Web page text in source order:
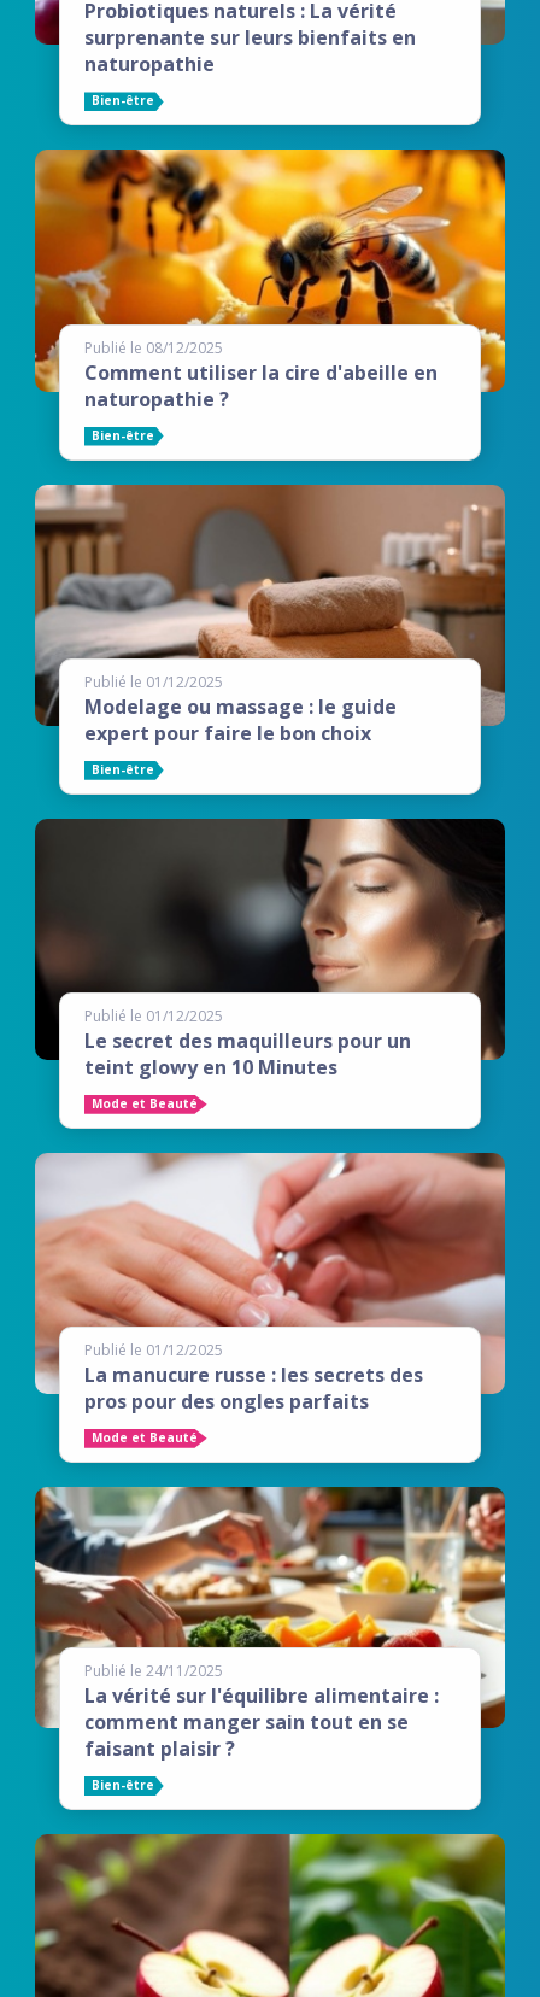
Probiotiques naturels : La vérité
surprenante sur leurs bienfaits en
naturopathie
Bien-être
Publié le 08/12/2025
Comment utiliser la cire d'abeille en
naturopathie ?
Bien-être
Publié le 01/12/2025
Modelage ou massage : le guide
expert pour faire le bon choix
Bien-être
Publié le 01/12/2025
Le secret des maquilleurs pour un
teint glowy en 10 Minutes
Mode et Beauté
Publié le 01/12/2025
La manucure russe : les secrets des
pros pour des ongles parfaits
Mode et Beauté
Publié le 24/11/2025
La vérité sur l'équilibre alimentaire :
comment manger sain tout en se
faisant plaisir ?
Bien-être